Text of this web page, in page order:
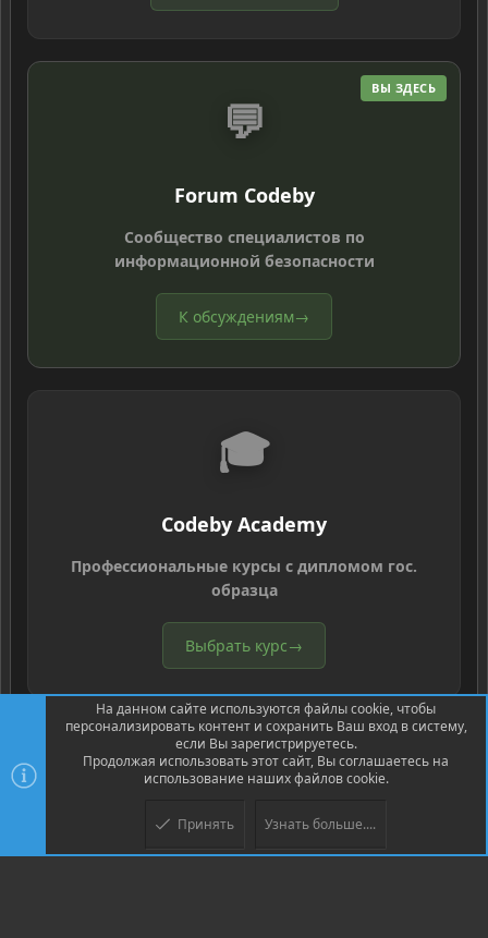
ВЫ ЗДЕСЬ
💬
Forum Codeby
Сообщество специалистов по
информационной безопасности
К обсуждениям→
🎓
Codeby Academy
Профессиональные курсы с дипломом гос.
образца
Выбрать курс→
Community platform by XenForo ® © 2010-2026 XenForo Ltd.
© Jason Axelrod of 8WAYRUN
На данном сайте используются файлы cookie, чтобы
персонализировать контент и сохранить Ваш вход в систему,
если Вы зарегистрируетесь.
Продолжая использовать этот сайт, Вы соглашаетесь на
использование наших файлов cookie.
Принять Узнать больше....